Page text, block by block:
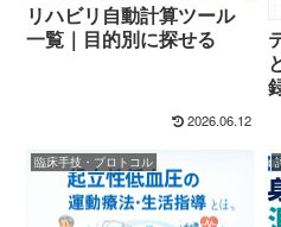
リハビリ自動計算ツール
一覧｜目的別に探せる
2026.06.12
臨床手技・プロトコル